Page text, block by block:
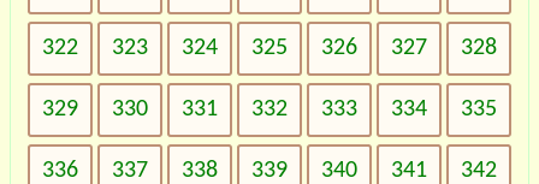
322 323 324 325 326 327 328
329 330 331 332 333 334 335
336 337 338 339 340 341 342